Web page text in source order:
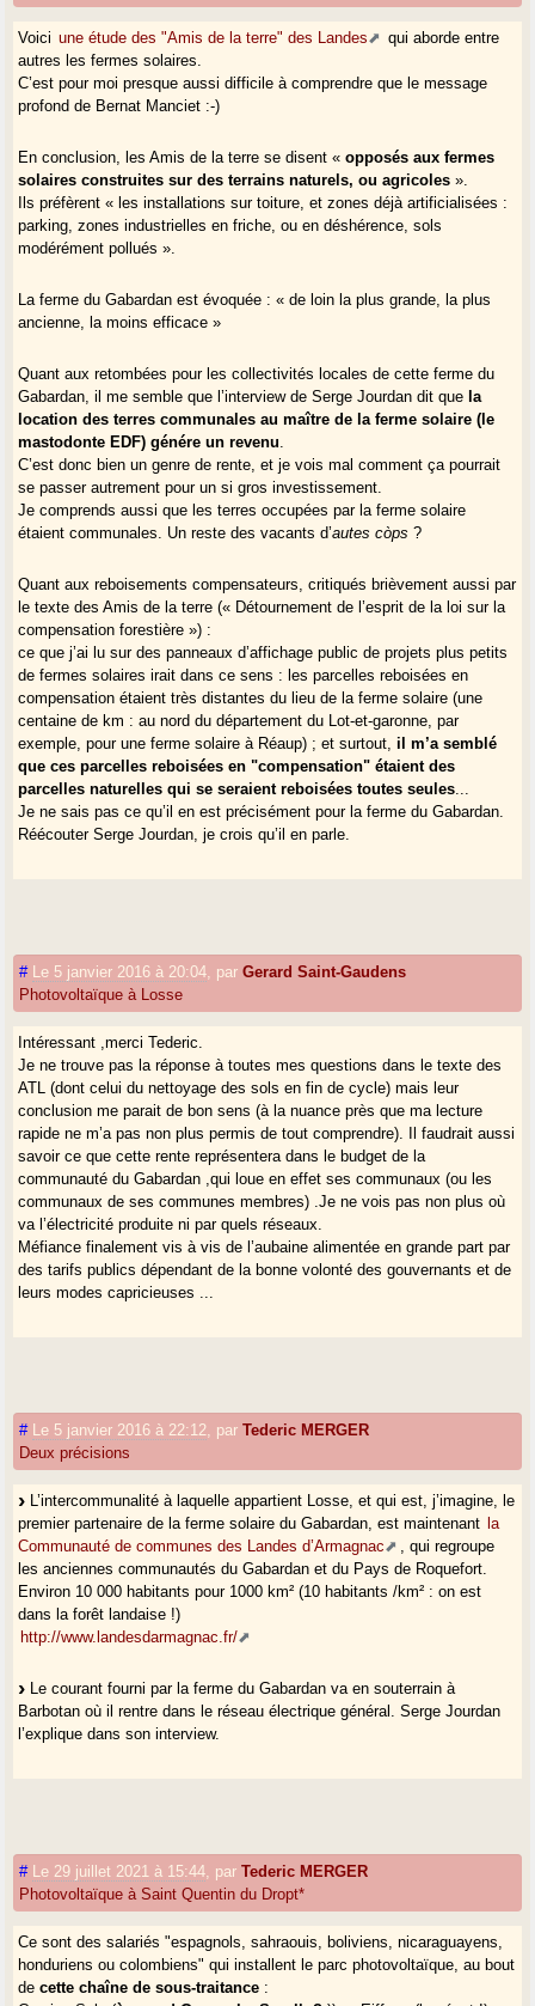
Voici une étude des "Amis de la terre" des Landes
qui aborde entre
autres les fermes solaires.
C’est pour moi presque aussi difficile à comprendre que le message
profond de Bernat Manciet :-)
En conclusion, les Amis de la terre se disent «opposés aux fermes
solaires construites sur des terrains naturels, ou agri­coles ».
Ils préfèrent « les installations sur toiture, et zones déjà artifi­cialisées :
parking, zones industrielles en friche, ou en déshérence, sols
modérément pol­lués ».
La ferme du Gabardan est évoquée : « de loin la plus grande, la plus
ancienne, la moins efficace »
Quant aux retombées pour les collectivités locales de cette ferme du
Gabardan, il me semble que l’interview de Serge Jourdan dit que la
location des terres communales au maître de la ferme solaire (le
mastodonte EDF) génére un revenu
C’est donc bien un genre de rente, et je vois mal comment ça pourrait
se passer autrement pour un si gros investissement.
Je comprends aussi que les terres occupées par la ferme solaire
étaient communales. Un reste des vacants d’autes còps ?
Quant aux reboisements compensateurs, critiqués brièvement aussi par
le texte des Amis de la terre (« Détournement de l’esprit de la loi sur la
compensation forestière ») :
ce que j’ai lu sur des panneaux d’affichage public de projets plus petits
de fermes solaires irait dans ce sens : les parcelles reboisées en
compensation étaient très distantes du lieu de la ferme solaire (une
centaine de km : au nord du département du Lot-et-garonne, par
exemple, pour une ferme solaire à Réaup) ; et surtout,il m’a semblé
que ces parcelles reboisées en "compensation" étaient des
parcelles naturelles qui se seraient reboisées toutes seules
Je ne sais pas ce qu’il en est précisément pour la ferme du Gabardan.
Réécouter Serge Jourdan, je crois qu’il en parle.
# Le 5 janvier 2016 à 20:04 parGerard Saint-Gaudens
Photovoltaïque à Losse
Intéressant ,merci Tederic.
Je ne trouve pas la réponse à toutes mes questions dans le texte des
ATL (dont celui du nettoyage des sols en fin de cycle) mais leur
conclusion me parait de bon sens (à la nuance près que ma lecture
rapide ne m’a pas non plus permis de tout comprendre). Il faudrait aussi
savoir ce que cette rente représentera dans le budget de la
communauté du Gabardan ,qui loue en effet ses communaux (ou les
communaux de ses communes membres) .Je ne vois pas non plus où
va l’électricité produite ni par quels réseaux.
Méfiance finalement vis à vis de l’aubaine alimentée en grande part par
des tarifs publics dépendant de la bonne volonté des gouvernants et de
leurs modes capricieuses ...
# Le 5 janvier 2016 à 22:12 parTederic MERGER
Deux précisions
L’intercommunalité à laquelle appartient Losse, et qui est, j’imagine, le
premier partenaire de la ferme solaire du Gabardan, est maintenant la
Communauté de communes des Landes d’Armagnac
, qui regroupe
les anciennes communautés du Gabardan et du Pays de Roquefort.
Environ 10 000 habitants pour 1000 km² (10 habitants /km² : on est
dans la forêt landaise !)
http://www.landesdarmagnac.fr/
Le courant fourni par la ferme du Gabardan va en souterrain à
Barbotan où il rentre dans le réseau électrique général. Serge Jourdan
l’explique dans son interview.
# Le 29 juillet 2021 à 15:44 parTederic MERGER
Photovoltaïque à Saint Quentin du Dropt*
Ce sont des salariés "espagnols, sahraouis, boliviens, nicaraguayens,
honduriens ou colombiens" qui installent le parc photovoltaïque, au bout
decette chaîne de sous-traitance :